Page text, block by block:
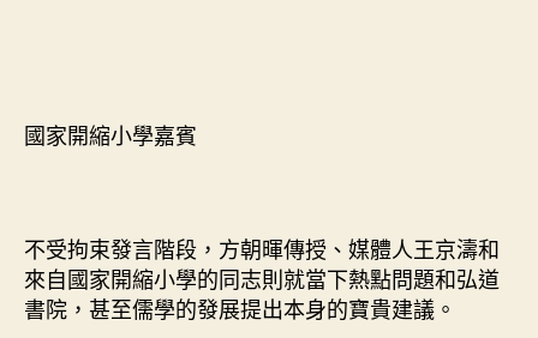
國家開縮小學嘉賓
不受拘束發言階段，方朝暉傳授、媒體人王京濤和
來自國家開縮小學的同志則就當下熱點問題和弘道
書院，甚至儒學的發展提出本身的寶貴建議。